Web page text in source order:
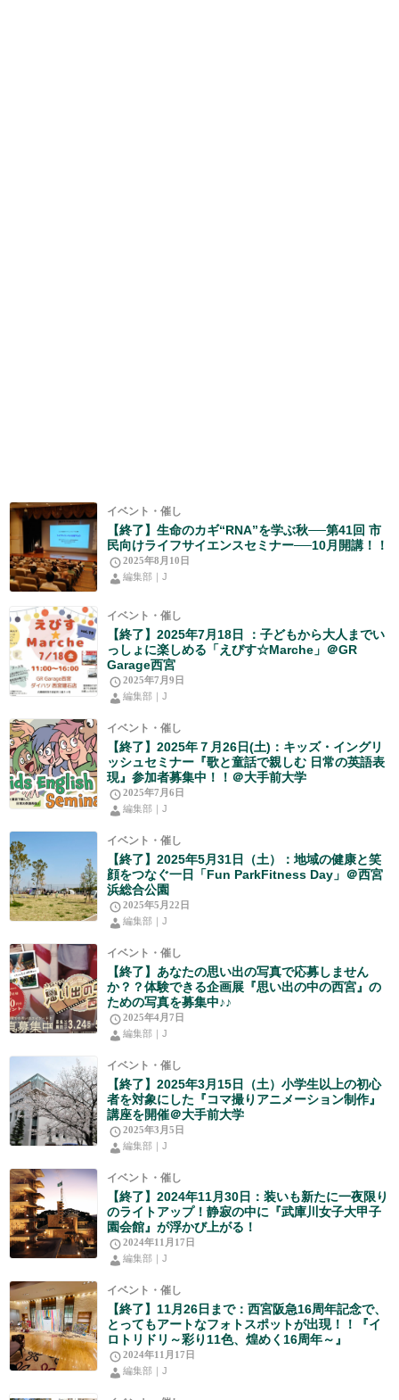
イベント・催し
【終了】生命のカギ“RNA”を学ぶ秋──第41回 市
民向けライフサイエンスセミナー──10月開講！！
2025年8月10日
編集部｜J
イベント・催し
【終了】2025年7月18日 ：子どもから大人までい
っしょに楽しめる「えびす☆Marche」＠GR
Garage西宮
2025年7月9日
編集部｜J
イベント・催し
【終了】2025年７月26日(土)：キッズ・イングリ
ッシュセミナー『歌と童話で親しむ 日常の英語表
現』参加者募集中！！＠大手前大学
2025年7月6日
編集部｜J
イベント・催し
【終了】2025年5月31日（土）：地域の健康と笑
顔をつなぐ一日「Fun ParkFitness Day」＠西宮
浜総合公園
2025年5月22日
編集部｜J
イベント・催し
【終了】あなたの思い出の写真で応募しません
か？？体験できる企画展『思い出の中の西宮』の
ための写真を募集中♪♪
2025年4月7日
編集部｜J
イベント・催し
【終了】2025年3月15日（土）小学生以上の初心
者を対象にした『コマ撮りアニメーション制作』
講座を開催＠大手前大学
2025年3月5日
編集部｜J
イベント・催し
【終了】2024年11月30日：装いも新たに一夜限り
のライトアップ！静寂の中に『武庫川女子大甲子
園会館』が浮かび上がる！
2024年11月17日
編集部｜J
イベント・催し
【終了】11月26日まで：西宮阪急16周年記念で、
とってもアートなフォトスポットが出現！！『イ
ロトリドリ～彩り11色、煌めく16周年～』
2024年11月17日
編集部｜J